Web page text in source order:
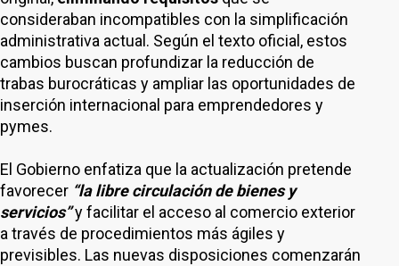
consideraban incompatibles con la simplificación
administrativa actual. Según el texto oficial, estos
cambios buscan profundizar la reducción de
trabas burocráticas y ampliar las oportunidades de
inserción internacional para emprendedores y
pymes.
El Gobierno enfatiza que la actualización pretende
favorecer “la libre circulación de bienes y
servicios”y facilitar el acceso al comercio exterior
a través de procedimientos más ágiles y
previsibles. Las nuevas disposiciones comenzarán